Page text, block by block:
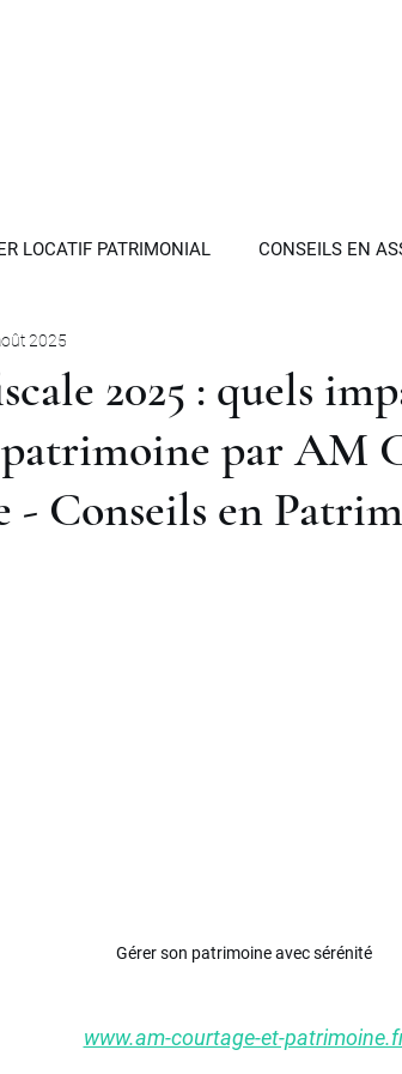
LOCATIF PATRIMONIAL CONSEILS EN
OPTIMISATION FISCALE
EPARGNE HANDICAP SCI
2025 : quels
par AM
- Conseils en
2025
Gérer son patrimoine avec sérénité
www.am-courtage-et-